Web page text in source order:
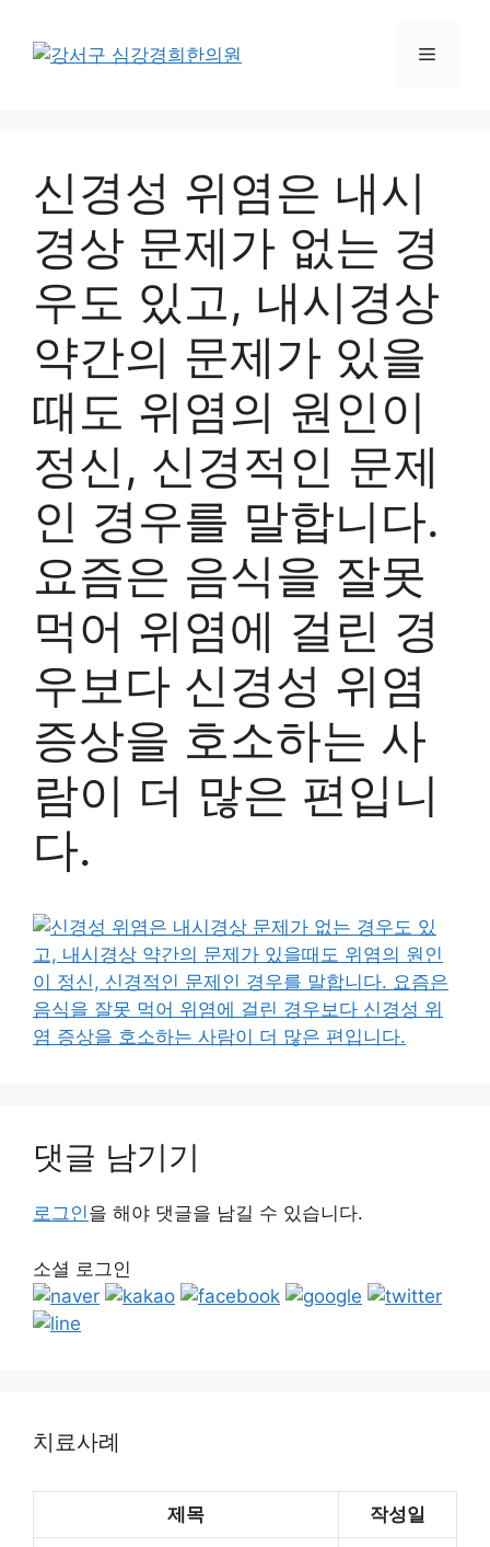
메
신경성 위염은 내시
경상 문제가 없는 경
우도 있고, 내시경상
약간의 문제가 있을
때도 위염의 원인이
정신, 신경적인 문제
인 경우를 말합니다.
요즘은 음식을 잘못
먹어 위염에 걸린 경
우보다 신경성 위염
증상을 호소하는 사
람이 더 많은 편입니
다.
댓글 남기기
로그인을 해야 댓글을 남길 수 있습니다.
소셜 로그인
치료사례
제목 작성일